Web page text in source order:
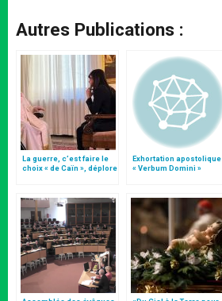
Autres Publications :
La guerre, c’est faire le
choix « de Caïn », déplore
Exhortation apostolique
« Verbum Domini »